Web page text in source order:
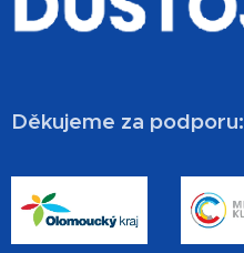
Děkujeme za podporu: